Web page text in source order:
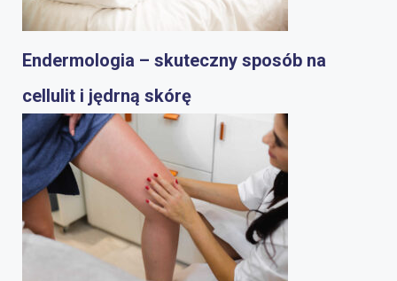
Endermologia – skuteczny sposób na
cellulit i jędrną skórę